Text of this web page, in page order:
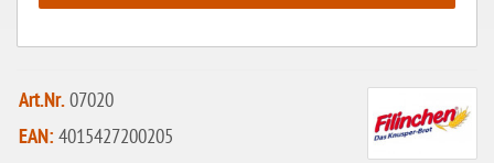
Bio
vegan
Art.Nr.07020
EAN: 4015427200205